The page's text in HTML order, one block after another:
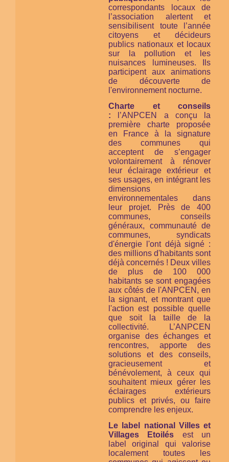
correspondants locaux de
l’association alertent et
sensibilisent toute l’année
citoyens et décideurs
publics nationaux et locaux
sur la pollution et les
nuisances lumineuses. Ils
participent aux animations
de découverte de
l'environnement nocturne.
Charte et conseils
: l’ANPCEN a conçu la
première charte proposée
en France à la signature
des communes qui
acceptent de s’engager
volontairement à rénover
leur éclairage extérieur et
ses usages, en intégrant les
dimensions
environnementales dans
leur projet. Près de 400
communes, conseils
généraux, communauté de
communes, syndicats
d'énergie l'ont déjà signé :
des millions d'habitants sont
déjà concernés ! Deux villes
de plus de 100 000
habitants se sont engagées
aux côtés de l'ANPCEN, en
la signant, et montrant que
l'action est possible quelle
que soit la taille de la
collectivité. L’ANPCEN
organise des échanges et
rencontres, apporte des
solutions et des conseils,
gracieusement et
bénévolement, à ceux qui
souhaitent mieux gérer les
éclairages extérieurs
publics et privés, ou faire
comprendre les enjeux.
Le label national Villes et
Villages Etoilés est un
label original qui valorise
localement toutes les